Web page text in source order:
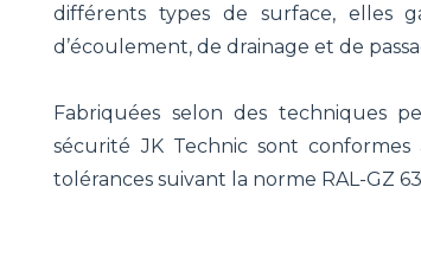
différents types de surface, elles
d’écoulement, de drainage et de
Fabriquées selon des techniques
sécurité JK Technic sont
tolérances suivant la norme RAL-GZ